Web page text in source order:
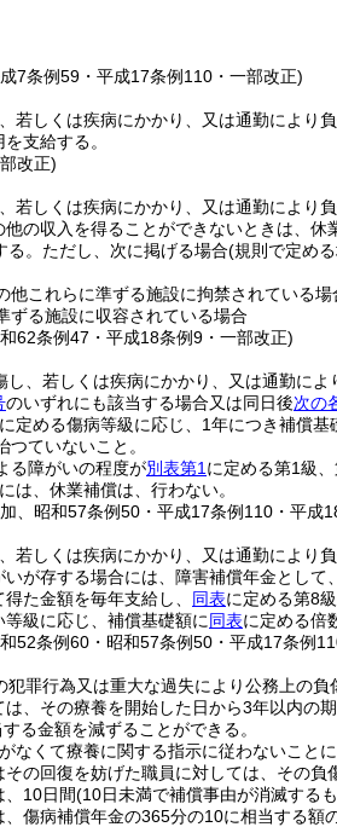
7条例59・平成17条例110・一部改正)
若しくは疾病にかかり、又は通勤により
支給する。
改正)
若しくは疾病にかかり、又は通勤により
の収入を得ることができないときは、
。 ただし、次に掲げる場合(規則で定め
他これらに準ずる施設に拘禁されている場
ずる施設に収容されている場合
62条例47・平成18条例9・一部改正)
し、若しくは疾病にかかり、又は通勤に
のいずれにも該当する場合又は同日後次の
に定める傷病等級に応じ、1年につき補償基
つていないこと。
る障がいの程度が別表第1 に定める第1級
は、休業補償は、行わない。
、昭和57条例50・平成17条例110・平成
若しくは疾病にかかり、又は通勤により
が存する場合には、障害補償年金として
た金額を毎年支給し、 同表に定める第8
等級に応じ、補償基礎額に同表に定める倍
52条例60・昭和57条例50・平成17条例
犯罪行為又は重大な過失により公務上の
、その療養を開始した日から3年以内の
る金額を減ずることができる。
なくて療養に関する指示に従わないこと
の回復を妨げた職員に対しては、その
、10日間(10日未満で補償事由が消滅する
傷病補償年金の365分の10に相当する額